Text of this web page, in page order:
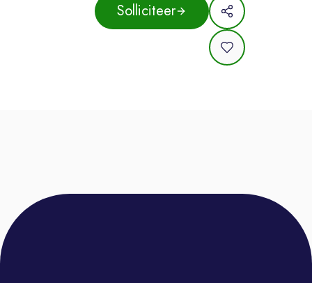
• Working hours: Monday to Friday,
8-hour shifts between 07:30 and
Requirements
Solliciteer